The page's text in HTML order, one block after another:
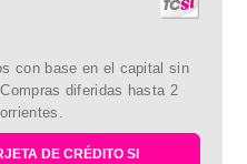
con base en el capital sin
diferidas hasta 2
DE CRÉDITO SI